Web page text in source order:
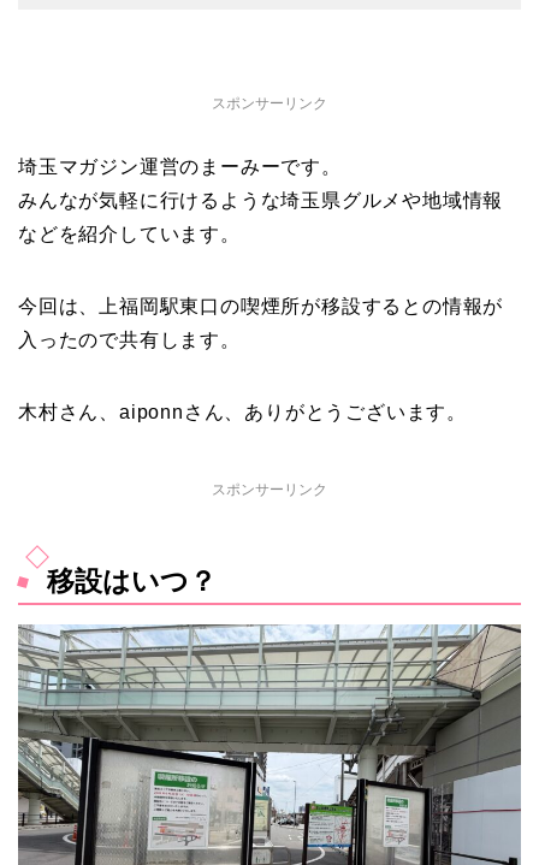
スポンサーリンク
埼玉マガジン運営のまーみーです。
みんなが気軽に行けるような埼玉県グルメや地域情報
などを紹介しています。
今回は、上福岡駅東口の喫煙所が移設するとの情報が
入ったので共有します。
木村さん、aiponnさん、ありがとうございます。
スポンサーリンク
移設はいつ？